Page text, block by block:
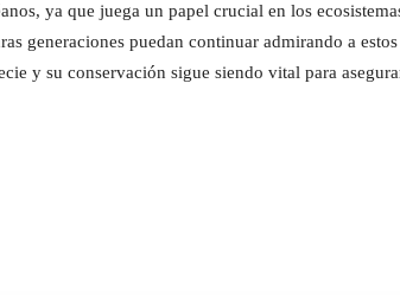
ya que juega un papel crucial en los
generaciones puedan continuar admirando a
y su conservación sigue siendo vital para